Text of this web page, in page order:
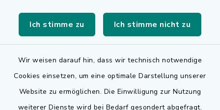
Ich stimme zu Ich stimme nicht zu
Wir weisen darauf hin, dass wir technisch notwendige
Cookies einsetzen, um eine optimale Darstellung unserer
Website zu ermöglichen. Die Einwilligung zur Nutzung
weiterer Dienste wird bei Bedarf gesondert abgefragt.
Landkreis Erlangen-Höchstadt